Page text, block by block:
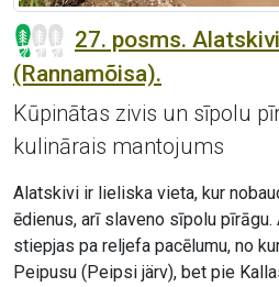
27. posms.
(Rannamõisa).
Kūpinātas zivis un sīpolu
kulinārais mantojums
Alatskivi ir lieliska vieta, kur
ēdienus, arī slaveno sīpolu
stiepjas pa reljefa pacēlumu, no
Peipusu (Peipsi järv), bet pie